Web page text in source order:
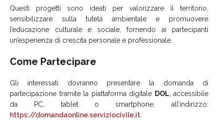
Questi progetti sono ideati per valorizzare il territorio,
sensibilizzare sulla tutela ambientale e promuovere
l’educazione culturale e sociale, fornendo ai partecipanti
un’esperienza di crescita personale e professionale.
Come Partecipare
Gli interessati dovranno presentare la domanda di
partecipazione tramite la piattaforma digitale DOL , accessibile
da PC, tablet o smartphone, all’indirizzo:
https://domandaonline.serviziocivile.it